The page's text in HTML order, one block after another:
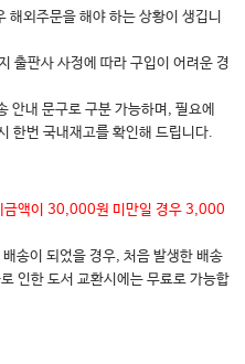
해외주문을 해야 하는 상황이 생깁니
출판사 사정에 따라 구입이 어려운 경
안내 문구로 구분 가능하며, 필요에
한번 국내재고를 확인해 드립니다.
금액이 30,000원 미만일 경우 3,000
송이 되었을 경우, 처음 발생한 배송
인한 도서 교환시에는 무료로 가능합